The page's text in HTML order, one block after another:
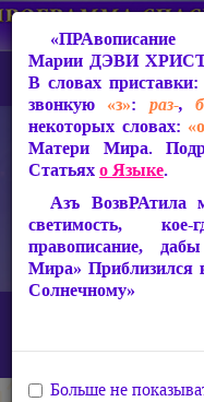
СакРАльная
«Свет Чистоты в
Марии ДЭВИ
В словах приставки:
звонкую «з»: раз-,
некоторых словах:
Матери Мира.
Статьяхо Языке.
Азъ ВозвРАтила
светимость,
правописание,
Мира»
Солнечному»
Больше не